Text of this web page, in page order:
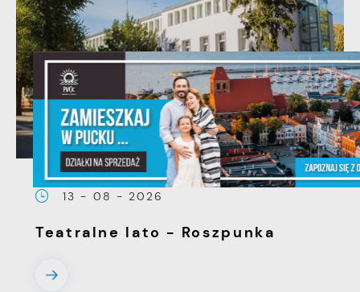
13 - 08 - 2026
Teatralne lato - Roszpunka